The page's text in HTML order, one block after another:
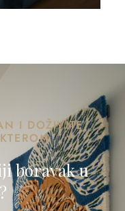
I DOŽIVITE
boravak u